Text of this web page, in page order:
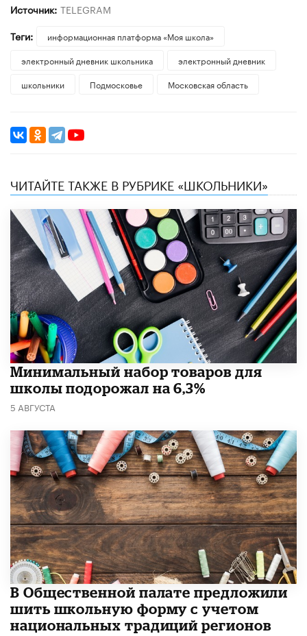
Источник: TELEGRAM
Теги:
информационная платформа «Моя школа»
электронный дневник школьника
электронный дневник
школьники
Подмосковье Московская область
ЧИТАЙТЕ ТАКЖЕ В РУБРИКЕ «ШКОЛЬНИКИ»
Минимальный набор товаров для
школы подорожал на 6,3%
5 АВГУСТА
В Общественной палате предложили
шить школьную форму с учетом
национальных традиций регионов